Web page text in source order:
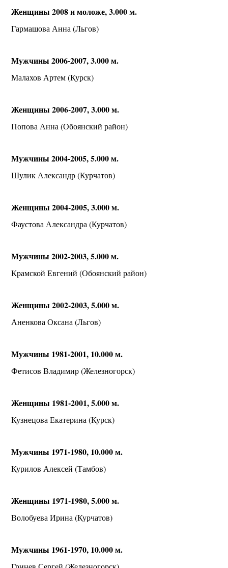
Женщины 2008 и моложе, 3.000 м.
Гармашова Анна (Льгов)
Мужчины 2006-2007, 3.000 м.
Малахов Артем (Курск)
Женщины 2006-2007, 3.000 м.
Попова Анна (Обоянский район)
Мужчины 2004-2005, 5.000 м.
Шулик Александр (Курчатов)
Женщины 2004-2005, 3.000 м.
Фаустова Александра (Курчатов)
Мужчины 2002-2003, 5.000 м.
Крамской Евгений (Обоянский район)
Женщины 2002-2003, 5.000 м.
Аненкова Оксана (Льгов)
Мужчины 1981-2001, 10.000 м.
Фетисов Владимир (Железногорск)
Женщины 1981-2001, 5.000 м.
Кузнецова Екатерина (Курск)
Мужчины 1971-1980, 10.000 м.
Курилов Алексей (Тамбов)
Женщины 1971-1980, 5.000 м.
Волобуева Ирина (Курчатов)
Мужчины 1961-1970, 10.000 м.